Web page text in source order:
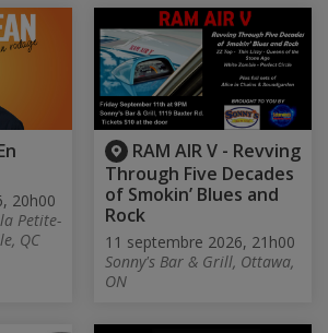
20h00
Petite-
QC
RAM AIR V - Revving
Through Five Decades
of Smokin’ Blues and
Rock
11 septembre 2026, 21h00
Sonny's Bar & Grill, Ottawa,
ON